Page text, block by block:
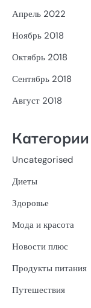
Апрель 2022
Ноябрь 2018
Октябрь 2018
Сентябрь 2018
Август 2018
Категории
Uncategorised
Диеты
Здоровье
Мода и красота
Новости плюс
Продукты питания
Путешествия